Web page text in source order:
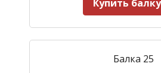
Купить
Балка 25